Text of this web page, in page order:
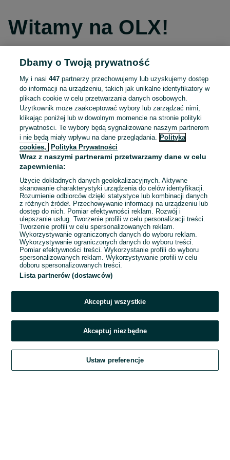
Witamy na OLX!
Kontynuuj przez Facebooka
Kontynuuj przez konto Apple
Kontynuuj przez konto Google
LUB
E-mail
Hasło
Zaloguj się
Kontynuując za pośrednictwem jednego z dostawców wskazanych powyżej,
OLX.pl w jego aktualnym brzmieniu.
Dbamy o Twoją prywatność
My i nasi447 partnerzy przechowujemy lub uzyskujemy dostęp
do informacji na urządzeniu, takich jak unikalne identyfikatory w
plikach cookie w celu przetwarzania danych osobowych.
Użytkownik może zaakceptować wybory lub zarządzać nimi,
klikając poniżej lub w dowolnym momencie na stronie polityki
prywatności. Te wybory będą sygnalizowane naszym partnerom
i nie będą miały wpływu na dane przeglądania.
Polityka
cookies,
Polityka Prywatności
Wraz z naszymi partnerami przetwarzamy dane w celu
zapewnienia:
Użycie dokładnych danych geolokalizacyjnych. Aktywne
skanowanie charakterystyki urządzenia do celów identyfikacji.
Rozumienie odbiorców dzięki statystyce lub kombinacji danych
z różnych źródeł. Przechowywanie informacji na urządzeniu lub
dostęp do nich. Pomiar efektywności reklam. Rozwój i
ulepszanie usług. Tworzenie profili w celu personalizacji treści.
Tworzenie profili w celu spersonalizowanych reklam.
Wykorzystywanie ograniczonych danych do wyboru reklam.
Wykorzystywanie ograniczonych danych do wyboru treści.
Pomiar efektywności treści. Wykorzystanie profili do wyboru
spersonalizowanych reklam. Wykorzystywanie profili w celu
doboru spersonalizowanych treści.
Lista partnerów (dostawców)
Akceptuj wszystkie
Akceptuj niezbędne
Ustaw preferencje